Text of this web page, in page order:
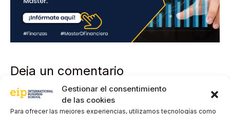
Gestionar el consentimiento
de las cookies
Para ofrecer las mejores experiencias, utilizamos tecnologías como
Deja un comentario
Comentario